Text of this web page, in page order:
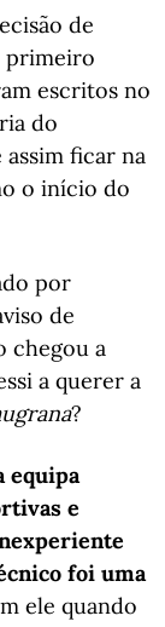
de
primeiro
escritos no
do
assim ficar na
o início do
por
de
chegou a
a querer a
?
equipa
e
foi uma
ele quando